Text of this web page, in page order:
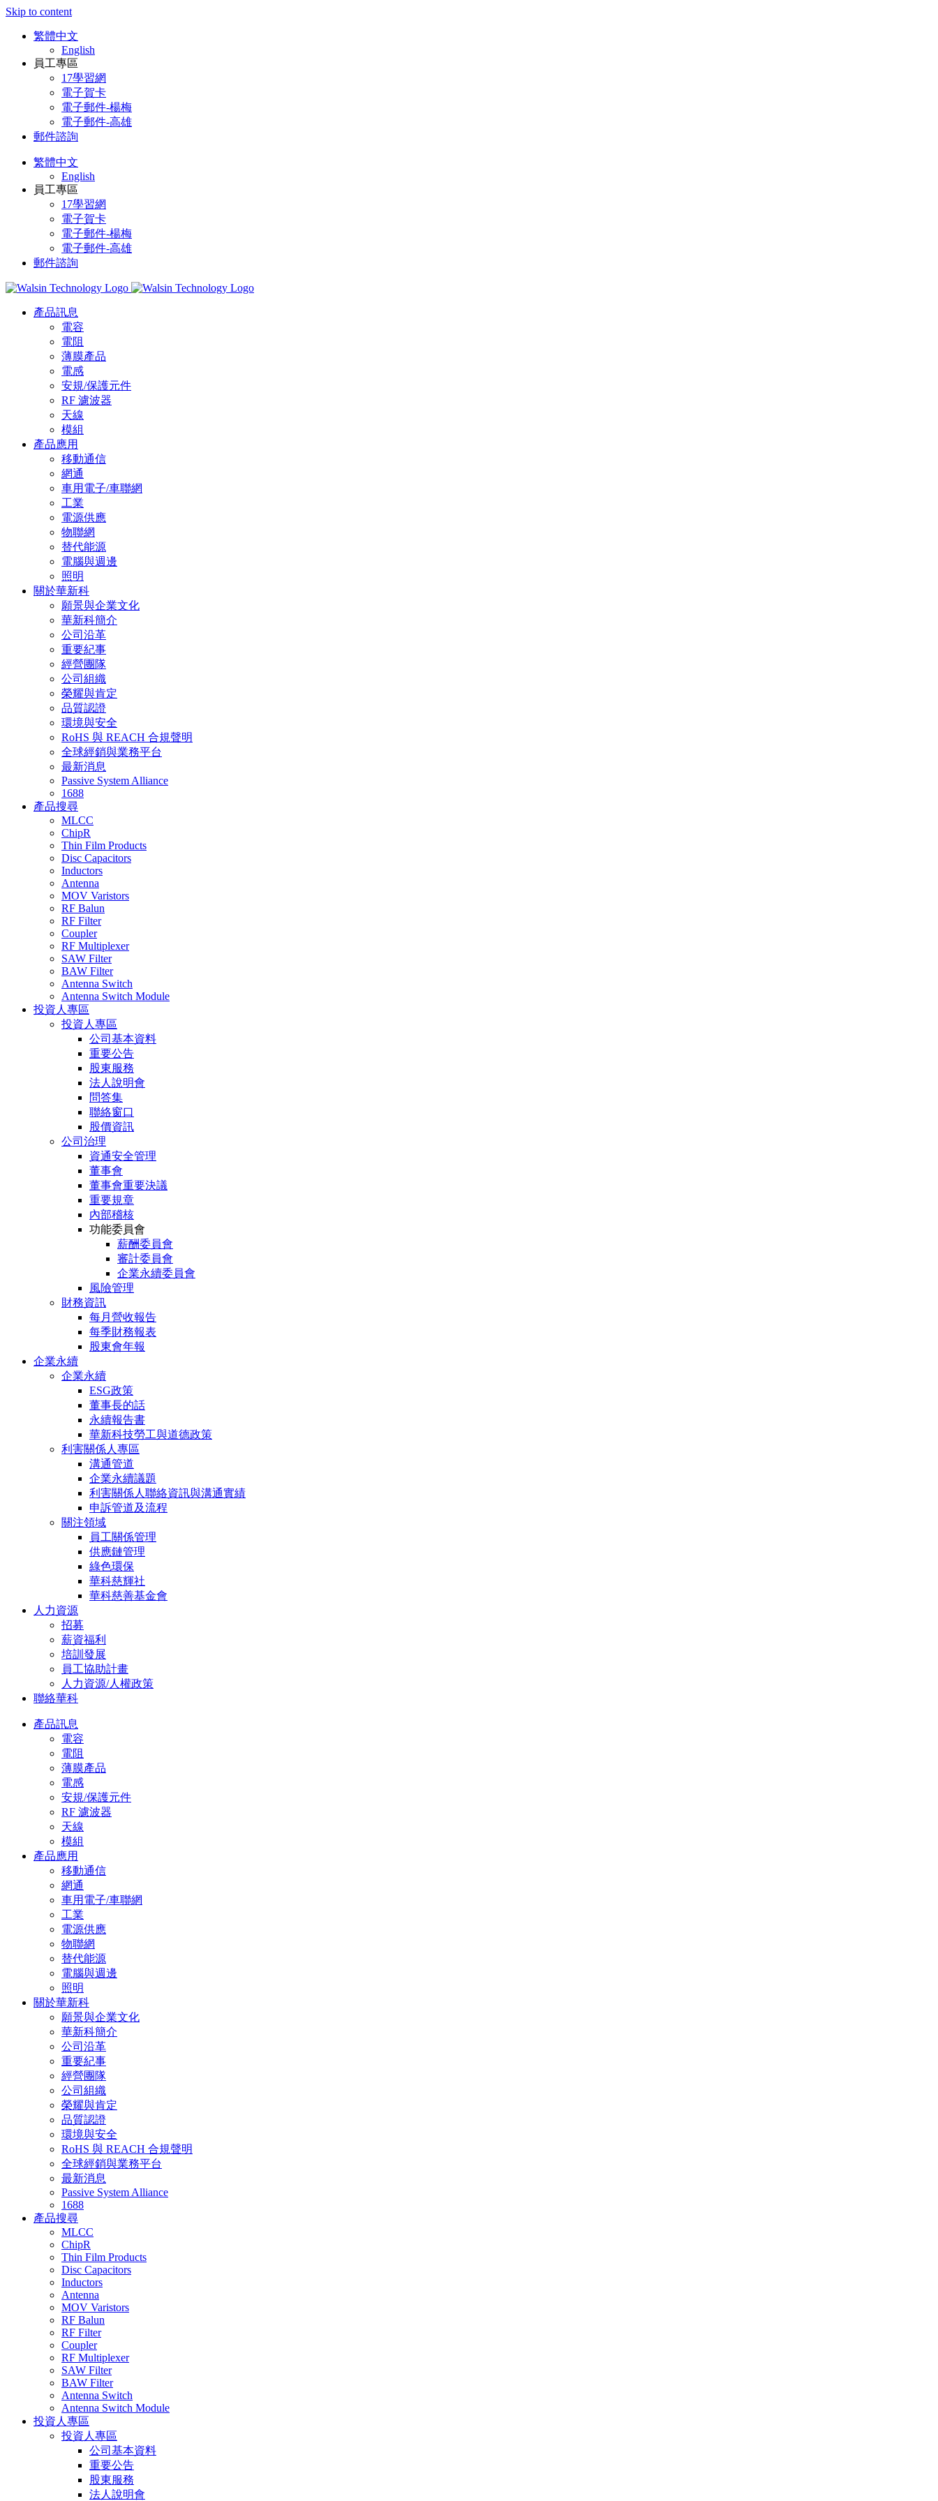
Skip to content
繁體中文
English
員工專區
17學習網
電子賀卡
電子郵件-楊梅
電子郵件-高雄
郵件諮詢
繁體中文
English
員工專區
17學習網
電子賀卡
電子郵件-楊梅
電子郵件-高雄
郵件諮詢
產品訊息
電容
電阻
薄膜產品
電感
安規/保護元件
RF 濾波器
天線
模組
產品應用
移動通信
網通
車用電子/車聯網
工業
電源供應
物聯網
替代能源
電腦與週邊
照明
關於華新科
願景與企業文化
華新科簡介
公司沿革
重要紀事
經營團隊
公司組織
榮耀與肯定
品質認證
環境與安全
RoHS 與 REACH 合規聲明
全球經銷與業務平台
最新消息
Passive System Alliance
1688
產品搜尋
MLCC
ChipR
Thin Film Products
Disc Capacitors
Inductors
Antenna
MOV Varistors
RF Balun
RF Filter
Coupler
RF Multiplexer
SAW Filter
BAW Filter
Antenna Switch
Antenna Switch Module
投資人專區
投資人專區
公司基本資料
重要公告
股東服務
法人說明會
問答集
聯絡窗口
股價資訊
公司治理
資通安全管理
董事會
董事會重要決議
重要規章
內部稽核
功能委員會
薪酬委員會
審計委員會
企業永續委員會
風險管理
財務資訊
每月營收報告
每季財務報表
股東會年報
企業永續
企業永續
ESG政策
董事長的話
永續報告書
華新科技勞工與道德政策
利害關係人專區
溝通管道
企業永續議題
利害關係人聯絡資訊與溝通實績
申訴管道及流程
關注領域
員工關係管理
供應鏈管理
綠色環保
華科慈輝社
華科慈善基金會
人力資源
招募
薪資福利
培訓發展
員工協助計畫
人力資源/人權政策
聯絡華科
產品訊息
電容
電阻
薄膜產品
電感
安規/保護元件
RF 濾波器
天線
模組
產品應用
移動通信
網通
車用電子/車聯網
工業
電源供應
物聯網
替代能源
電腦與週邊
照明
關於華新科
願景與企業文化
華新科簡介
公司沿革
重要紀事
經營團隊
公司組織
榮耀與肯定
品質認證
環境與安全
RoHS 與 REACH 合規聲明
全球經銷與業務平台
最新消息
Passive System Alliance
1688
產品搜尋
MLCC
ChipR
Thin Film Products
Disc Capacitors
Inductors
Antenna
MOV Varistors
RF Balun
RF Filter
Coupler
RF Multiplexer
SAW Filter
BAW Filter
Antenna Switch
Antenna Switch Module
投資人專區
投資人專區
公司基本資料
重要公告
股東服務
法人說明會